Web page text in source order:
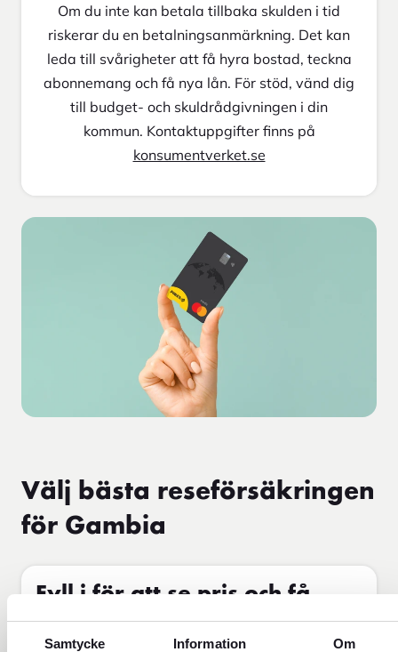
Samtycke Information Om
Om du inte kan betala tillbaka skulden i tid
riskerar du en betalningsanmärkning. Det kan
leda till svårigheter att få hyra bostad, teckna
abonnemang och få nya lån. För stöd, vänd dig
till budget- och skuldrådgivningen i din
kommun. Kontaktuppgifter finns på
konsumentverket.se
Välj bästa reseförsäkringen
för Gambia
Fyll i för att se pris och få
passande förslag